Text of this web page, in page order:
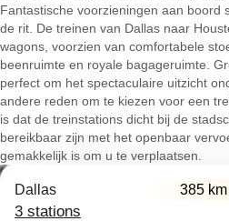
Fantastische voorzieningen aan boord
de rit. De treinen van Dallas naar
wagons, voorzien van comfortabele
beenruimte en royale bagageruimte.
perfect om het spectaculaire uitzicht
andere reden om te kiezen voor een
is dat de treinstations dicht bij de
bereikbaar zijn met het openbaar
gemakkelijk is om u te verplaatsen.
Dallas 385 km
3 stations